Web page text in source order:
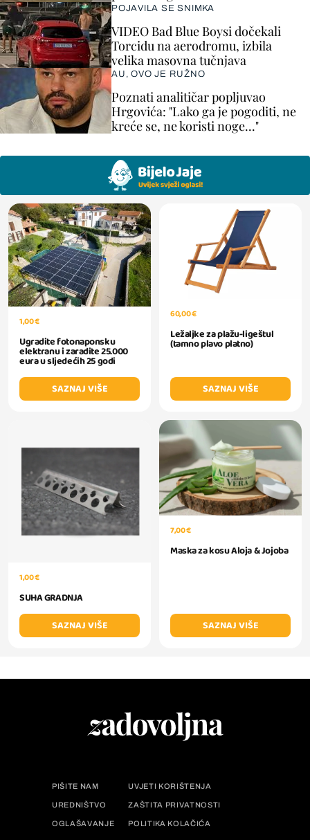
POJAVILA SE SNIMKA
VIDEO Bad Blue Boysi dočekali
Torcidu na aerodromu, izbila
velika masovna tučnjava
AU, OVO JE RUŽNO
Poznati analitičar popljuvao
Hrgovića: "Lako ga je pogoditi, ne
kreće se, ne koristi noge..."
1,00 €
Ugradite fotonaponsku
elektranu i zaradite 25.000
eura u sljedećih 25 godi
SAZNAJ VIŠE
60,00 €
Ležaljke za plažu-ligeštul
(tamno plavo platno)
SAZNAJ VIŠE
1,00 €
SUHA GRADNJA
SAZNAJ VIŠE
7,00 €
Maska za kosu Aloja & Jojoba
SAZNAJ VIŠE
PIŠITE NAM UVJETI KORIŠTENJA
UREDNIŠTVO ZAŠTITA PRIVATNOSTI
OGLAŠAVANJE POLITIKA KOLAČIĆA